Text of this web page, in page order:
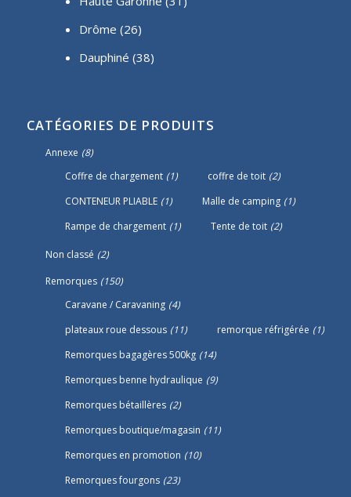
Drôme (26)
Dauphiné (38)
CATÉGORIES DE PRODUITS
Annexe (8)
Coffre de chargement (1) coffre de toit (2)
CONTENEUR PLIABLE (1) Malle de camping (1)
Rampe de chargement (1) Tente de toit (2)
Non classé (2)
Remorques (150)
Caravane / Caravaning (4)
plateaux roue dessous (11) remorque réfrigérée (1)
Remorques bagagères 500kg (14)
Remorques benne hydraulique (9)
Remorques bétaillères (2)
Remorques boutique/magasin (11)
Remorques en promotion (10)
Remorques fourgons (23)